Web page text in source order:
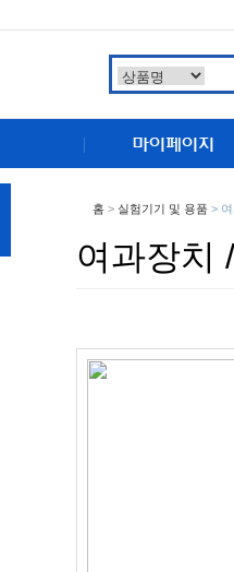
홈 > 실험기기 및 용품 >
여과장치